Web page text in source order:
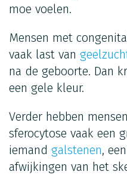
moe voelen.
Mensen met
vaak last van
na de geboorte. Dan
een gele kleur.
Verder hebben
sferocytose vaak een
iemand galstenen,
afwijkingen van het